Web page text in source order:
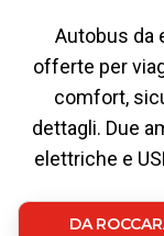
Autobus da
offerte per
comfort,
dettagli. Due
elettriche e
DA